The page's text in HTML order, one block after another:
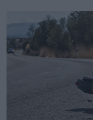
ΨΗΦΙΑΚΟΣ
ΟΙΚΟΝΟΜΙΑ
MY